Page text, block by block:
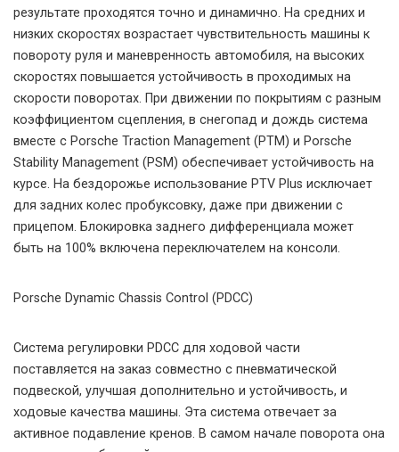
результате проходятся точно и динамично. На средних и
низких скоростях возрастает чувствительность машины к
повороту руля и маневренность автомобиля, на высоких
скоростях повышается устойчивость в проходимых на
скорости поворотах. При движении по покрытиям с разным
коэффициентом сцепления, в снегопад и дождь система
вместе с Porsche Traction Management (PTM) и Porsche
Stability Management (PSM) обеспечивает устойчивость на
курсе. На бездорожье использование PTV Plus исключает
для задних колес пробуксовку, даже при движении с
прицепом. Блокировка заднего дифференциала может
быть на 100% включена переключателем на консоли.
Porsche Dynamic Chassis Control (PDCC)
Система регулировки PDCC для ходовой части
поставляется на заказ совместно с пневматической
подвеской, улучшая дополнительно и устойчивость, и
ходовые качества машины. Эта система отвечает за
активное подавление кренов. В самом начале поворота она